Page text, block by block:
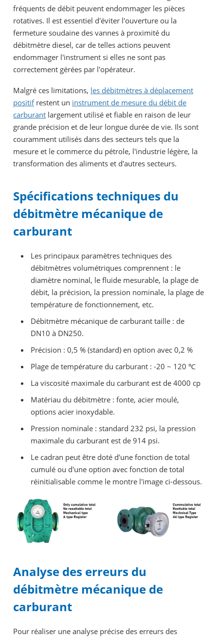
fréquents de débit peuvent endommager les pièces
rotatives. Il est essentiel d'éviter l'ouverture ou la
fermeture soudaine des vannes à proximité du
débitmètre diesel, car de telles actions peuvent
endommager l'instrument si elles ne sont pas
correctement gérées par l'opérateur.
Malgré ces limitations, les débitmètres à déplacement
positifrestent un instrument de mesure du débit de
carburant largement utilisé et fiable en raison de leur
grande précision et de leur longue durée de vie. Ils sont
couramment utilisés dans des secteurs tels que la
mesure et le commerce du pétrole, l'industrie légère, la
transformation des aliments et d'autres secteurs.
Spécifications techniques du
débitmètre mécanique de
carburant
Les principaux paramètres techniques des
débitmètres volumétriques comprennent : le
diamètre nominal, le fluide mesurable, la plage de
débit, la précision, la pression nominale, la plage de
température de fonctionnement, etc.
Débitmètre mécanique de carburant taille : de
DN10 à DN250.
Précision : 0,5 % (standard) en option avec 0,2 %
Plage de température du carburant : -20 ~ 120 ℃
La viscosité maximale du carburant est de 4000 cp
Matériau du débitmètre : fonte, acier moulé,
options acier inoxydable.
Pression nominale : standard 232 psi, la pression
maximale du carburant est de 914 psi.
Le cadran peut être doté d'une fonction de total
cumulé ou d'une option avec fonction de total
réinitialisable comme le montre l'image ci-dessous.
Analyse des erreurs du
débitmètre mécanique de
carburant
Pour réaliser une analyse précise des erreurs des